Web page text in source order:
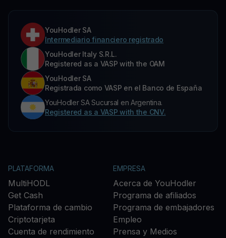
YouHodler SA
Intermediario financiero registrado
YouHodler Italy S.R.L.
Registered as a VASP with the OAM
YouHodler SA
Registrada como VASP en el Banco de España
YouHodler SA Sucursal en Argentina.
Registered as a VASP with the CNV.
PLATAFORMA
MultiHODL
Get Cash
Plataforma de cambio
Criptotarjeta
Cuenta de rendimiento
EMPRESA
Acerca de YouHodler
Programa de afiliados
Programa de embajadores
Empleo
Prensa y Medios